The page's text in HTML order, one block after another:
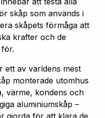
skåp som används i
skåpets förmåga att
krafter och de
ett av världens mest
monterade utomhus
värme, kondens och
aluminiumskåp –